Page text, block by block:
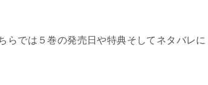
らでは５巻の発売日や特典そしてネタバレに